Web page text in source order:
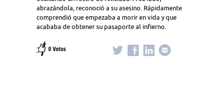
abrazándola, reconoció a su asesino. Rápidamente
comprendió que empezaba a morir en vida y que
acababa de obtener su pasaporte al infierno.
0 Votos